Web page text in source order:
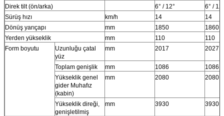
Direk tilt (ön/arka)
6° / 12°
6° /
Sürüş hızı
km/h 14
14
Dönüş yarıçapı
mm 1850
1860
Yerden yükseklik
mm 110
110
Form boyutu
Uzunluğu çatal
yüz
mm 2017 2027
Toplam genişlik mm 1086
1086
Yükseklik genel
gider Muhafız
(kabin)
mm 2080 2080
Yükseklik direği,
genişletilmiş
mm 3930 3930